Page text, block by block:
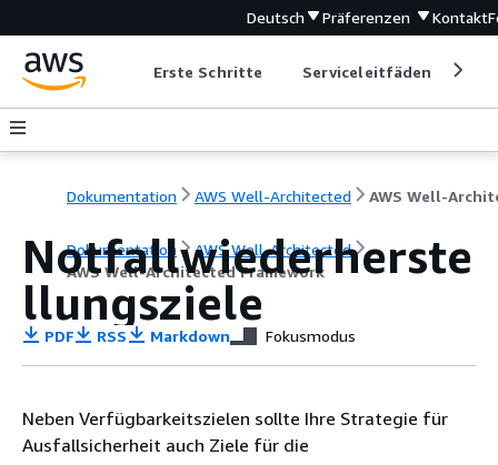
Deutsch Präferenzen Kontakt
Erste Schritte Serviceleitfäden
Dokumentation AWS Well-Architected
Dokumentation
AWS Well-Architected
AWS Well-Architected Framework
Notfallwiederherste
llungsziele
PDF RSS Markdown Fokusmodus
Neben Verfügbarkeitszielen sollte Ihre Strategie für
Ausfallsicherheit auch Ziele für die